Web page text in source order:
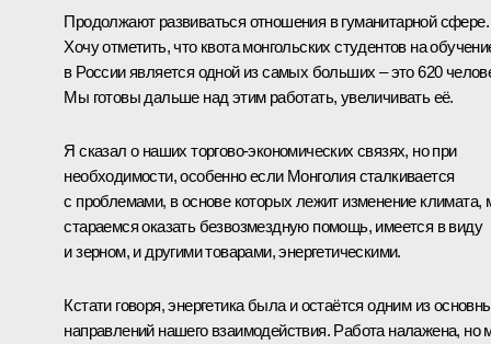
Продолжают развиваться отношения в гуманитарной сфере.
Хочу отметить, что квота монгольских студентов на
в России является одной из самых больших – это 620
Мы готовы дальше над этим работать, увеличивать её.
Я сказал о наших торгово-экономических связях, но при
необходимости, особенно если Монголия сталкивается
с проблемами, в основе которых лежит изменение климата,
стараемся оказать безвозмездную помощь, имеется в виду
и зерном, и другими товарами, энергетическими.
Кстати говоря, энергетика была и остаётся одним из
направлений нашего взаимодействия. Работа налажена, но